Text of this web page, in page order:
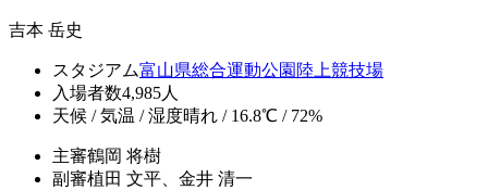
吉本 岳史
スタジアム富山県総合運動公園陸上競技場
入場者数4,985人
天候 / 気温 / 湿度晴れ / 16.8℃ / 72%
主審鶴岡 将樹
副審植田 文平、金井 清一